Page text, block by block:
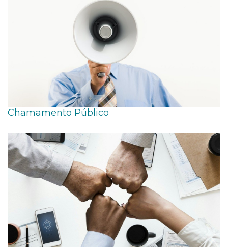
Chamamento Público